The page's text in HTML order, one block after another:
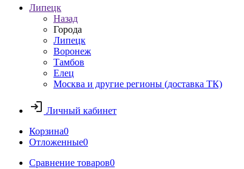
Липецк
Назад
Города
Липецк
Воронеж
Тамбов
Елец
Москва и другие регионы (доставка ТК)
Личный кабинет
Корзина0
Отложенные0
Сравнение товаров0